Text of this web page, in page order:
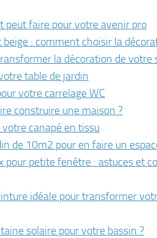
peut faire pour votre avenir pro
: comment choisir la
la décoration de votre
table de jardin
votre carrelage WC
construire une maison ?
canapé en tissu
de 10m2 pour en faire un
pour petite fenêtre : astuces et
idéale pour transformer
solaire pour votre bassin ?